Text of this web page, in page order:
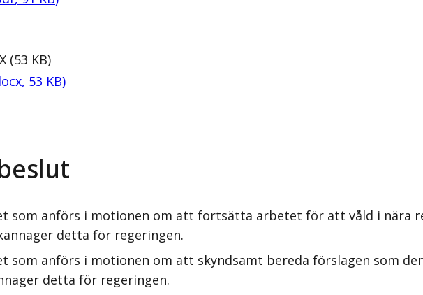
(53 KB)
, 53 KB)
som anförs i motionen om att fortsätta arbetet för att våld i nära
detta för regeringen.
som anförs i motionen om att skyndsamt bereda förslagen som
detta för regeringen.